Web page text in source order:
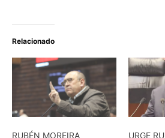
Relacionado
RUBÉN MOREIRA
URGE